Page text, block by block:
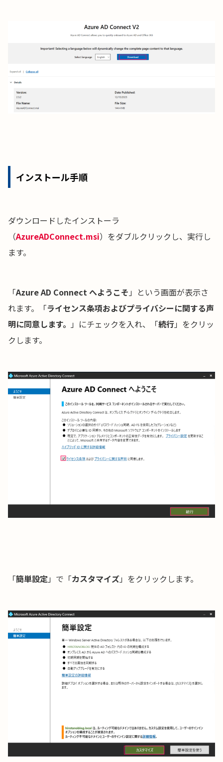
インストール手順
ダウンロードしたインストーラ
（AzureADConnect.msi）をダブルクリックし、実行し
ます。
「Azure AD Connect へようこそ 」という画面が表示さ
れます。「ライセンス条項およびプライバシーに関する声
明に同意します。 」にチェックを入れ、「続行」をクリッ
クします。
「簡単設定 」で「カスタマイズ」をクリックします。